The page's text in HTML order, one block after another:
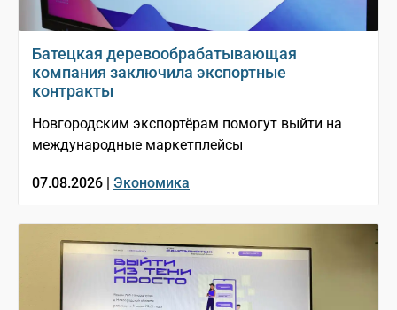
Батецкая деревообрабатывающая
компания заключила экспортные
контракты
Новгородским экспортёрам помогут выйти на
международные маркетплейсы
07.08.2026 | Экономика